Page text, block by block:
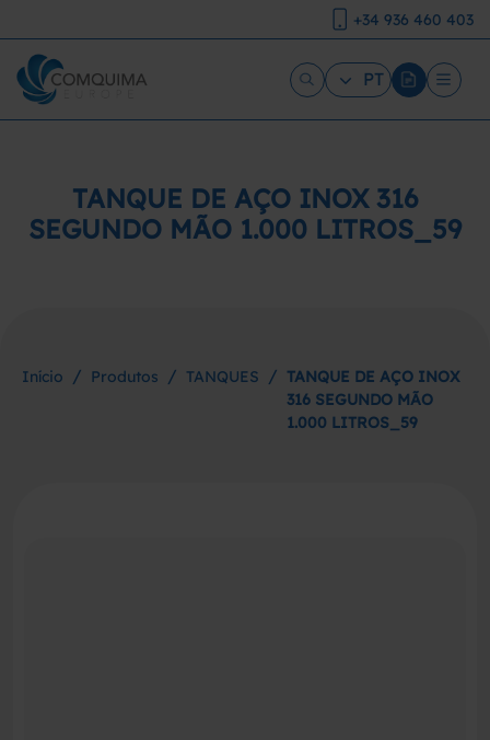
+34 936 460 403
PT
TANQUE DE AÇO INOX 316
SEGUNDO MÃO 1.000 LITROS_59
Início / Produtos / TANQUES / TANQUE DE AÇO INOX
316 SEGUNDO MÃO
1.000 LITROS_59